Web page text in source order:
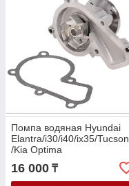
Помпа водяная Hyundai
Elantra/i30/i40/ix35/Tucson
/Kia Optima
/Cerato/Soul/Sportage
2009- V-1.8-2.0
16 000 ₸